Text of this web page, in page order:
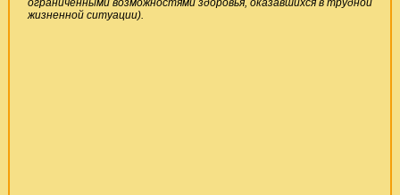
ограниченными возможностями здоровья, оказавшихся в трудной
жизненной ситуации).